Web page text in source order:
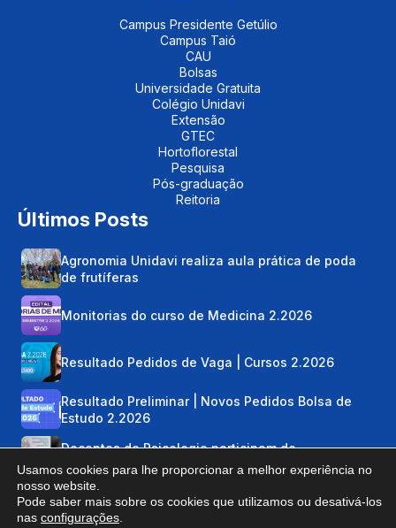
Campus Presidente Getúlio
Campus Taió
CAU
Bolsas
Universidade Gratuita
Colégio Unidavi
Extensão
GTEC
Hortoflorestal
Pesquisa
Pós-graduação
Reitoria
Últimos Posts
Agronomia Unidavi realiza aula prática de poda
de frutíferas
Monitorias do curso de Medicina 2.2026
Resultado Pedidos de Vaga | Cursos 2.2026
Resultado Preliminar | Novos Pedidos Bolsa de
Estudo 2.2026
Docentes de Psicologia participam de
capacitação do TJSC
Usamos cookies para lhe proporcionar a melhor experiência no
nosso website.
Pode saber mais sobre os cookies que utilizamos ou desativá-los
nas configurações